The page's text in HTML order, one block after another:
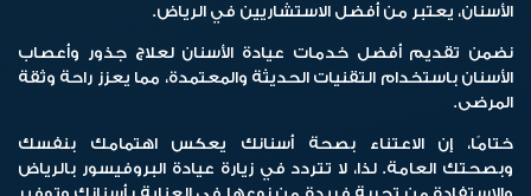
الأسنان، يعتبر من أفضل الاستشاريين في الرياض.
نضمن تقديم أفضل خدمات عيادة الأسنان لعلاج جذور وأعصاب
الأسنان باستخدام التقنيات الحديثة والمعتمدة، مما يعزز راحة وثقة
المرضى.
ختامًا، إن الاعتناء بصحة أسنانك يعكس اهتمامك بنفسك
وبصحتك العامة. لذا، لا تتردد في زيارة عيادة البروفيسور بالرياض